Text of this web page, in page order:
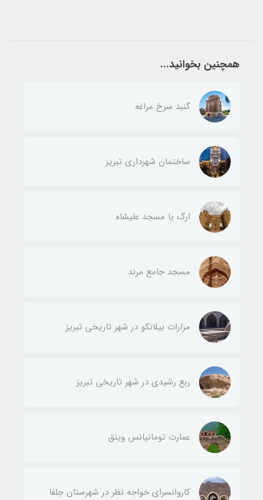
همچنین بخوانید...
گنبد سرخ مراغه
ساختمان شهرداری تبریز
ارگ یا مسجد علیشاه
مسجد جامع مرند
مزارات بیلانکو در شهر تاریخی تبریز
ربع رشیدی در شهر تاریخی تبریز
عمارت تومانیانس وینق
کاروانسرای خواجه نظر در شهرستان جلفا